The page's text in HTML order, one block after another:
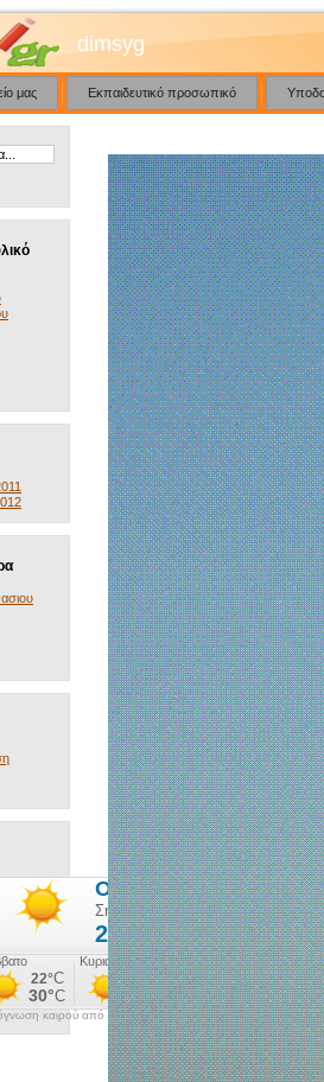
dimsyg
μας Εκπαιδευτικό προσωπικό
καιρού από το weather.gr